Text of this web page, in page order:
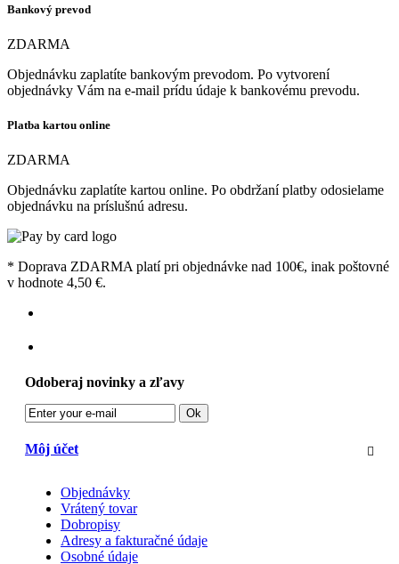
Bankový prevod
ZDARMA
Objednávku zaplatíte bankovým prevodom. Po vytvorení
objednávky Vám na e-mail prídu údaje k bankovému prevodu.
Platba kartou online
ZDARMA
Objednávku zaplatíte kartou online. Po obdržaní platby odosielame
objednávku na príslušnú adresu.
* Doprava ZDARMA platí pri objednávke nad 100€, inak poštovné
v hodnote 4,50 €.
Odoberaj novinky a zľavy
Ok
Môj účet
Objednávky
Vrátený tovar
Dobropisy
Adresy a fakturačné údaje
Osobné údaje